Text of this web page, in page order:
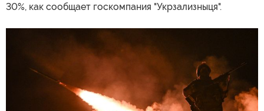
30%, как сообщает госкомпания "Укрзализныця".